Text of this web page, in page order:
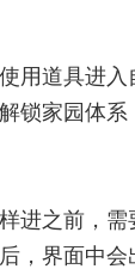
用道具进
锁家园体
进之前，
，界面中